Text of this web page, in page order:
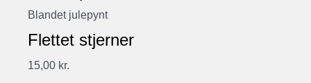
Blandet julepynt
Flettet stjerner
15,00 kr.